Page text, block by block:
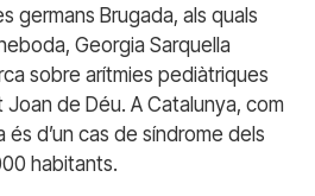
germans Brugada, als quals
Georgia Sarquella
sobre arítmies pediàtriques
Joan de Déu. A Catalunya, com
és d’un cas de síndrome dels
habitants.